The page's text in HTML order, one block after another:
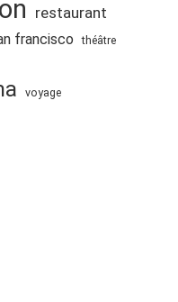
restaurant
francisco théâtre
voyage